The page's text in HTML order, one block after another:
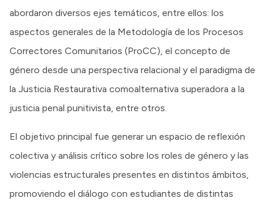
abordaron diversos ejes temáticos, entre ellos: los
aspectos generales de la Metodología de los Procesos
Correctores Comunitarios (ProCC), el concepto de
género desde una perspectiva relacional y el paradigma de
la Justicia Restaurativa comoalternativa superadora a la
justicia penal punitivista, entre otros.
El objetivo principal fue generar un espacio de reflexión
colectiva y análisis crítico sobre los roles de género y las
violencias estructurales presentes en distintos ámbitos,
promoviendo el diálogo con estudiantes de distintas